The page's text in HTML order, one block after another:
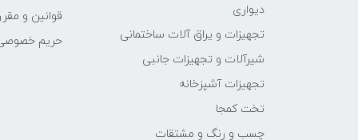
دیواری
تجهیزات و یراق آلات ساختمانی
شیرآلات و تجهیزات جانبی
تجهیزات آشپزخانه
تخت کمجا
چسب و رنگ و مشتقات
قوانین و
حریم